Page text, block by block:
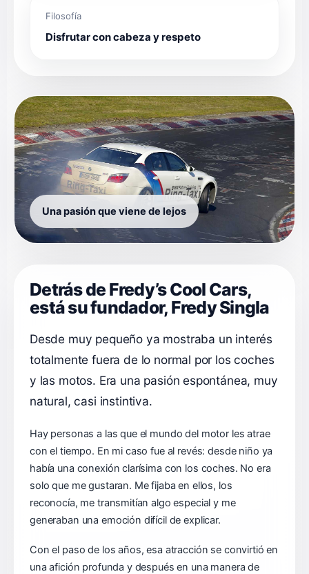
Filosofía
Disfrutar con cabeza y respeto
Una pasión que viene de lejos
Detrás de Fredy’s Cool Cars,
está su fundador, Fredy Singla
Desde muy pequeño ya mostraba un interés
totalmente fuera de lo normal por los coches
y las motos. Era una pasión espontánea, muy
natural, casi instintiva.
Hay personas a las que el mundo del motor les atrae
con el tiempo. En mi caso fue al revés: desde niño ya
había una conexión clarísima con los coches. No era
solo que me gustaran. Me fijaba en ellos, los
reconocía, me transmitían algo especial y me
generaban una emoción difícil de explicar.
Con el paso de los años, esa atracción se convirtió en
una afición profunda y después en una manera de